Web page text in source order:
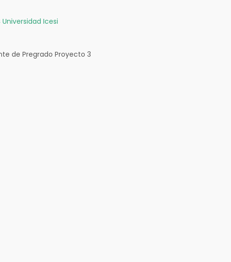
Universidad Icesi
de Pregrado Proyecto 3